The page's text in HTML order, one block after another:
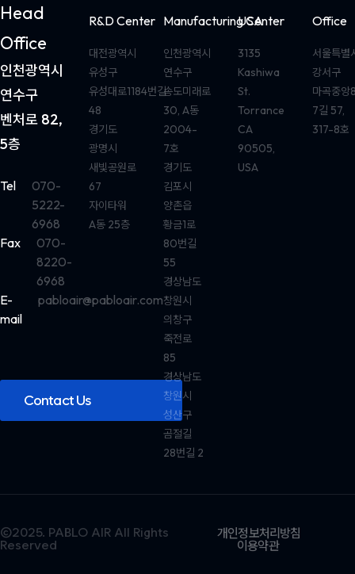
Head
Office
인천광역시
연수구
벤처로 82,
5층
Tel
070-
5222-
6968
Fax
070-
8220-
6968
E-
mail
pabloair@pabloair.com
Contact Us
R&D Center
대전광역시
유성구
유성대로1184번길
48
경기도
광명시
새빛공원로
67
자이타워
A동 25층
Manufacturing Center
인천광역시
연수구
송도미래로
30, A동
2004-
7호
경기도
김포시
양촌읍
황금1로
80번길
55
경상남도
창원시
의창구
죽전로
85
경상남도
창원시
성산구
곰절길
28번길 2
USA
3135
Kashiwa
St.
Torrance
CA
90505,
USA
Office
서울특별
강서구
마곡중앙
7길 57,
317-8호
©2025. PABLO AIR All Rights
Reserved
개인정보처리방침
이용약관